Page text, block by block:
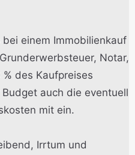
einem Immobilienkauf
Notar,
des Kaufpreises
auch die eventuell
mit ein.
Irrtum und